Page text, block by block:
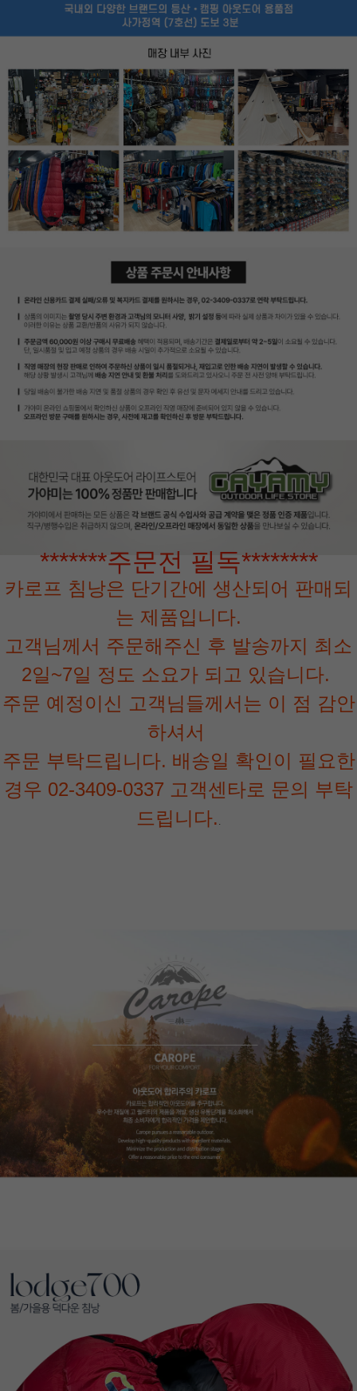
*******주문전 필독********
카로프 침낭은 단기간에 생산되어 판매되
는 제품입니다.
고객님께서 주문해주신 후 발송까지 최소
2일~7일 정도 소요가 되고 있습니다.
주문 예정이신 고객님들께서는 이 점 감안
하셔서
주문 부탁드립니다. 배송일 확인이 필요한
경우 02-3409-0337 고객센타로 문의 부탁
드립니다.